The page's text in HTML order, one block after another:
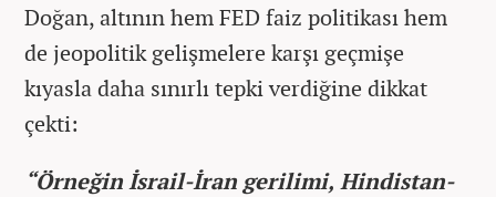
Doğan, altının hem FED faiz politikası hem
de jeopolitik gelişmelere karşı geçmişe
kıyasla daha sınırlı tepki verdiğine dikkat
çekti:
“Örneğin İsrail-İran gerilimi, Hindistan-